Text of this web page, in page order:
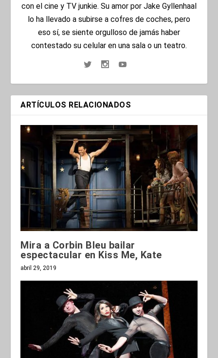
con el cine y TV junkie. Su amor por Jake Gyllenhaal
lo ha llevado a subirse a cofres de coches, pero
eso sí, se siente orgulloso de jamás haber
contestado su celular en una sala o un teatro.
ARTÍCULOS RELACIONADOS
Mira a Corbin Bleu bailar
espectacular en Kiss Me, Kate
abril 29, 2019